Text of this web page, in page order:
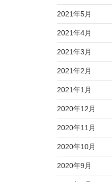
2021年5月
2021年4月
2021年3月
2021年2月
2021年1月
2020年12月
2020年11月
2020年10月
2020年9月